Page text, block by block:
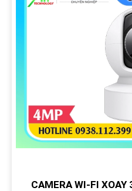
CAMERA WI-FI XOAY